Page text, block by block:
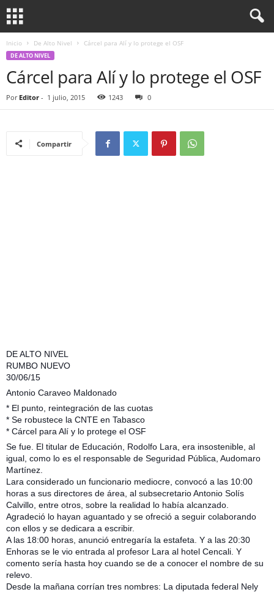
Inicio De Alto Nivel Cárcel para Alí y lo protege el OSF
DE ALTO NIVEL
Cárcel para Alí y lo protege el OSF
Por Editor - 1 julio, 2015 1243 0
Compartir
DE ALTO NIVEL
RUMBO NUEVO
30/06/15
Antonio Caraveo Maldonado
* El punto, reintegración de las cuotas
* Se robustece la CNTE en Tabasco
* Cárcel para Alí y lo protege el OSF
Se fue. El titular de Educación, Rodolfo Lara, era insostenible, al
igual, como lo es el responsable de Seguridad Pública, Audomaro
Martínez.
Lara considerado un funcionario mediocre, convocó a las 10:00
horas a sus directores de área, al subsecretario Antonio Solís
Calvillo, entre otros, sobre la realidad lo había alcanzado.
Agradeció lo hayan aguantado y se ofreció a seguir colaborando
con ellos y se dedicara a escribir.
A las 18:00 horas, anunció entregaría la estafeta. Y a las 20:30
Enhoras se le vio entrada al profesor Lara al hotel Cencali. Y
comento sería hasta hoy cuando se de a conocer el nombre de su
relevo.
Desde la mañana corrían tres nombres: La diputada federal Nely